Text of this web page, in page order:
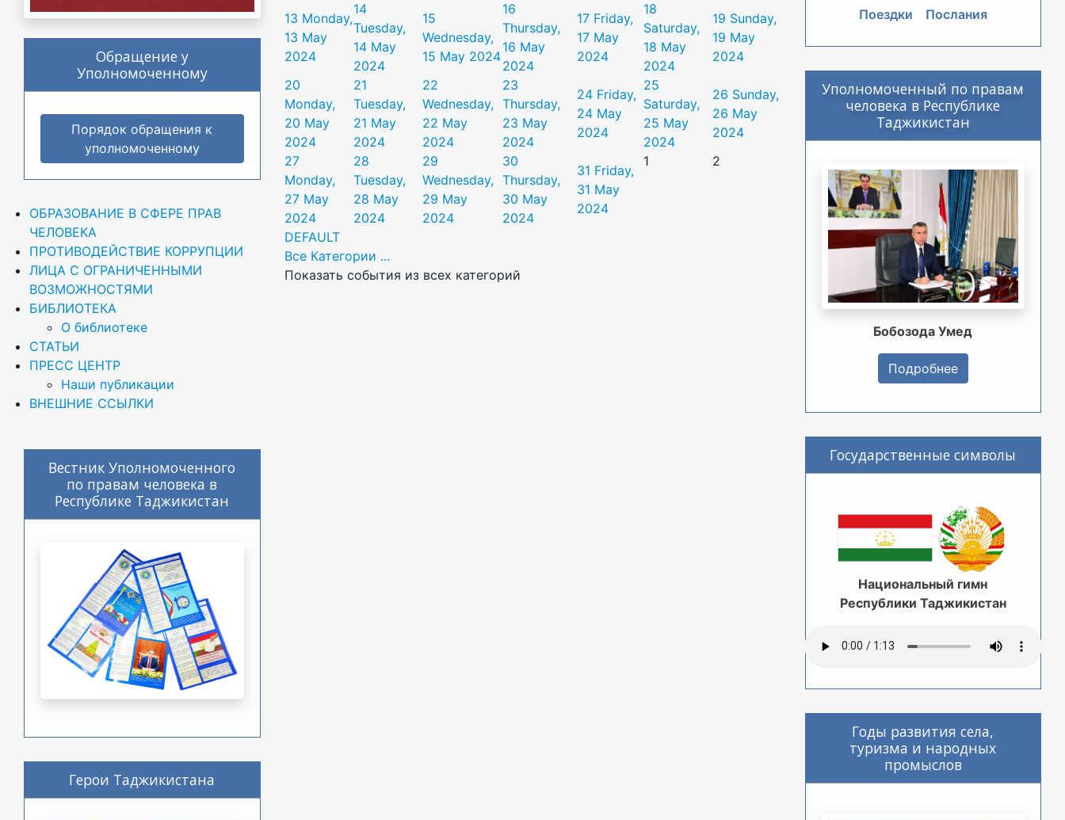
Обращение у
Уполномоченному
Порядок обращения к
уполномоченному
ОБРАЗОВАНИЕ В СФЕРЕ ПРАВ
ЧЕЛОВЕКА
ПРОТИВОДЕЙСТВИЕ КОРРУПЦИИ
ЛИЦА С ОГРАНИЧЕННЫМИ
ВОЗМОЖНОСТЯМИ
БИБЛИОТЕКА
О библиотеке
СТАТЬИ
ПРЕСС ЦЕНТР
Наши публикации
ВНЕШНИЕ ССЫЛКИ
Вестник Уполномоченного
по правам человека в
Республике Таджикистан
Герои Таджикистана
13 Monday,
13 May
2024
14
Tuesday,
14 May
2024
15
Wednesday,
15 May 2024
16
Thursday,
16 May
2024
17 Friday,
17 May
2024
18
Saturday,
18 May
2024
19 Sunday,
19 May
2024
20
Monday,
20 May
2024
21
Tuesday,
21 May
2024
22
Wednesday,
22 May
2024
23
Thursday,
23 May
2024
24 Friday,
24 May
2024
25
Saturday,
25 May
2024
26 Sunday,
26 May
2024
27
Monday,
27 May
2024
28
Tuesday,
28 May
2024
29
Wednesday,
29 May
2024
30
Thursday,
30 May
2024
31 Friday,
31 May
2024
1 2
DEFAULT
Все Категории ...
Показать события из всех категорий
Поездки
Послания
Уполномоченный по правам
человека в Республике
Таджикистан
Бобозода Умед
Подробнее
Государственные символы
Национальный гимн
Республики Таджикистан
Годы развития села,
туризма и народных
промыслов